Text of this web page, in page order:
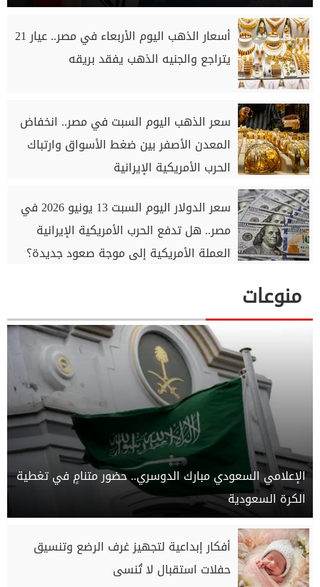
أسعار الذهب اليوم الأربعاء في مصر.. عيار 21
يتراجع والجنيه الذهب يفقد بريقه
سعر الذهب اليوم السبت في مصر.. انخفاض
المعدن الأصفر بين ضغط الأسواق وارتباك
الحرب الأمريكية الإيرانية
سعر الدولار اليوم السبت 13 يونيو 2026 في
مصر.. هل تدفع الحرب الأمريكية الإيرانية
العملة الأمريكية إلى موجة صعود جديدة؟
منوعات
الإعلامي السعودي مبارك الدوسري.. حضور متنامٍ في تغطية
الكرة السعودية
أفكار إبداعية لتجهيز غرف الرضع وتنسيق
حفلات استقبال لا تُنسى